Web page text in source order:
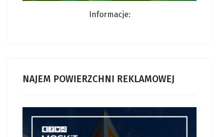
Informacje:
NAJEM POWIERZCHNI REKLAMOWEJ